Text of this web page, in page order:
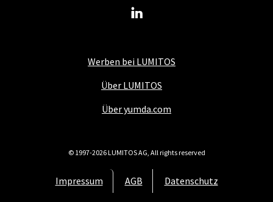
Werben bei LUMITOS
Über LUMITOS
Über yumda.com
Impressum AGB Datenschutz
© 1997-2026 LUMITOS AG, All rights reserved